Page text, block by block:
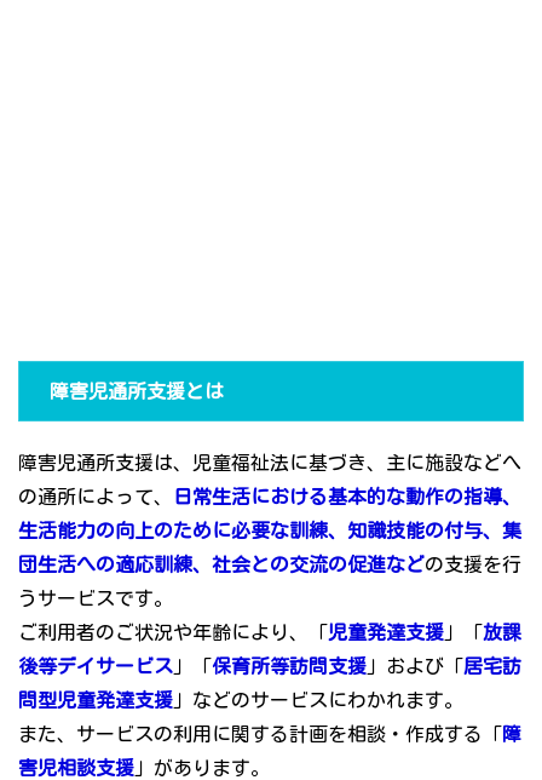
障害児通所支援とは
障害児通所支援は、児童福祉法に基づき、主に施設などへ
の通所によって、
日常生活における基本的な動作の指導、
生活能力の向上のために必要な訓練、知識技能の付与、集
団生活への適応訓練、社会との交流の促進などの支援を行
うサービスです。
ご利用者のご状況や年齢により、「児童発達支援 」「放課
後等デイサービス 」「保育所等訪問支援 」および「居宅訪
問型児童発達支援 」などのサービスにわかれます。
また、サービスの利用に関する計画を相談・作成する「障
害児相談支援 」があります。